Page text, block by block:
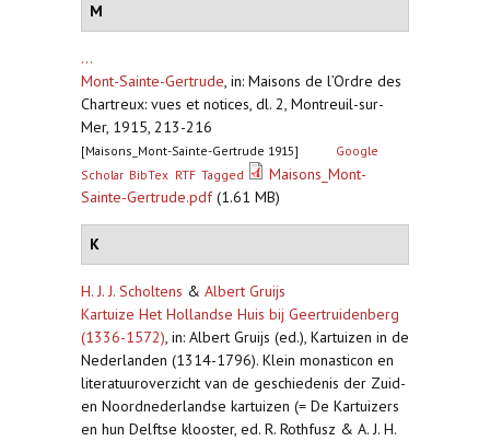
M
...
Mont-Sainte-Gertrude, in: Maisons de l’Ordre des
Chartreux: vues et notices, dl. 2, Montreuil-sur-
Mer, 1915, 213-216
[Maisons_Mont-Sainte-Gertrude 1915]
Google
Scholar BibTex RTF Tagged
Maisons_Mont-
Sainte-Gertrude.pdf(1.61 MB)
K
H. J. J. Scholtens & Albert Gruijs
Kartuize Het Hollandse Huis bij Geertruidenberg
(1336-1572), in: Albert Gruijs (ed.), Kartuizen in de
Nederlanden (1314-1796). Klein monasticon en
literatuuroverzicht van de geschiedenis der Zuid-
en Noordnederlandse kartuizen (= De Kartuizers
en hun Delftse klooster, ed. R. Rothfusz & A. J. H.